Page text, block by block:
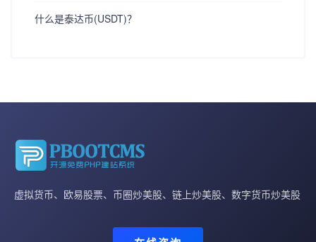
什么是泰达币(USDT)？
虚拟货币、欧易股票、币圈炒美股、链上炒美股、数字货币炒美股